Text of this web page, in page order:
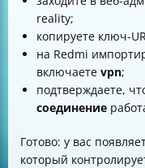
reality;
копируете ключ-
на Redmi
включаете vpn;
подтверждаете,
соединение
Готово: у вас
который